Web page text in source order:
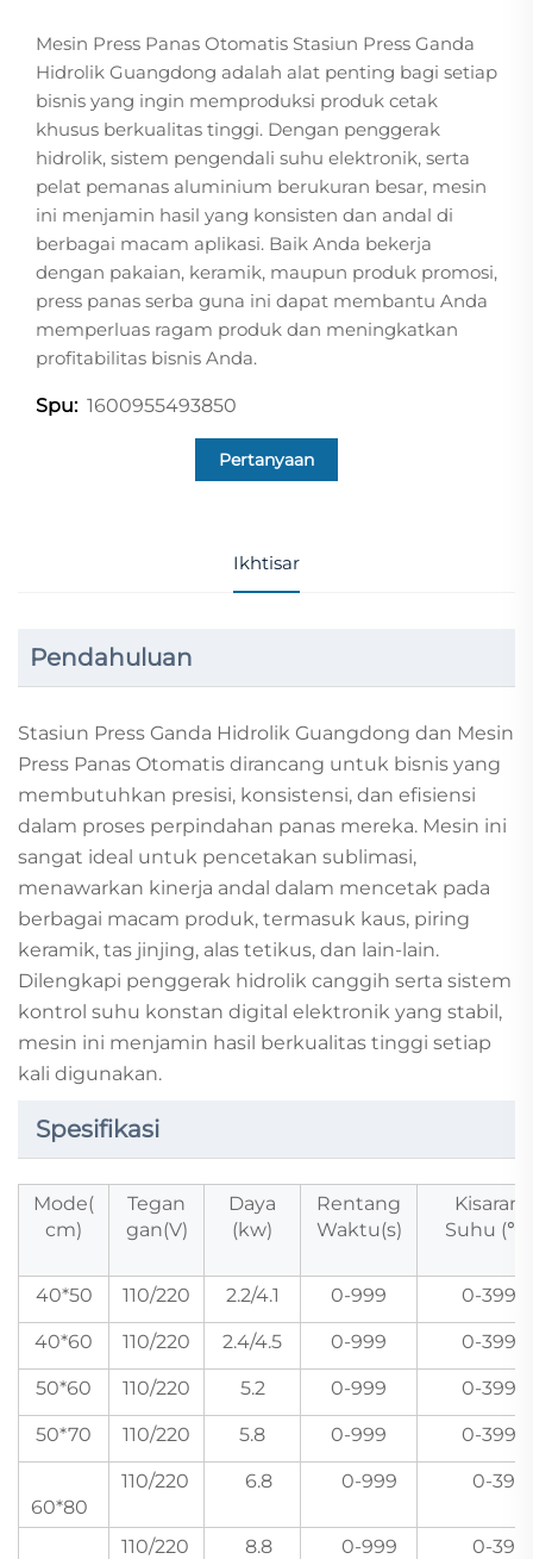
Mesin Press Panas Otomatis Stasiun Press Ganda
Hidrolik Guangdong adalah alat penting bagi setiap
bisnis yang ingin memproduksi produk cetak
khusus berkualitas tinggi. Dengan penggerak
hidrolik, sistem pengendali suhu elektronik, serta
pelat pemanas aluminium berukuran besar, mesin
ini menjamin hasil yang konsisten dan andal di
berbagai macam aplikasi. Baik Anda bekerja
dengan pakaian, keramik, maupun produk promosi,
press panas serba guna ini dapat membantu Anda
memperluas ragam produk dan meningkatkan
profitabilitas bisnis Anda.
Spu: 1600955493850
Pertanyaan
Ikhtisar
Pendahuluan
Stasiun Press Ganda Hidrolik Guangdong dan Mesin
Press Panas Otomatis dirancang untuk bisnis yang
membutuhkan presisi, konsistensi, dan efisiensi
dalam proses perpindahan panas mereka. Mesin ini
sangat ideal untuk pencetakan sublimasi,
menawarkan kinerja andal dalam mencetak pada
berbagai macam produk, termasuk kaus, piring
keramik, tas jinjing, alas tetikus, dan lain-lain.
Dilengkapi penggerak hidrolik canggih serta sistem
kontrol suhu konstan digital elektronik yang stabil,
mesin ini menjamin hasil berkualitas tinggi setiap
kali digunakan.
Spesifikasi
Mode(
cm)
Tegan
gan(V)
Daya
(kw)
Rentang
Waktu(s)
Kisaran
Suhu (℃)
40*50 110/220 2.2/4.1 0-999 0-399
40*60 110/220 2.4/4.5 0-999 0-399
50*60 110/220 5.2 0-999 0-399
50*70 110/220 5.8 0-999 0-399
60*80
110/220 6.8 0-999 0-399
110/220 8.8 0-999 0-399